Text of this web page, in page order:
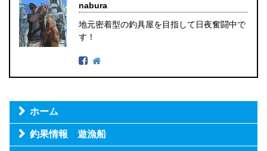
nabura
地元密着型の釣具屋を目指して日夜奮闘中で
す！
ホーム
釣果情報 遊漁船